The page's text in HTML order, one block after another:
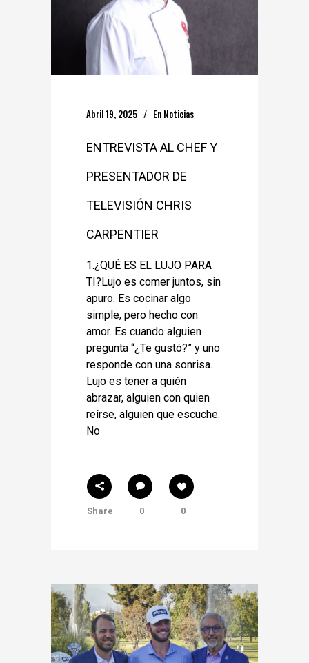
Abril 19, 2025 En Noticias
ENTREVISTA AL CHEF Y
PRESENTADOR DE
TELEVISIÓN CHRIS
CARPENTIER
1.¿QUÉ ES EL LUJO PARA
TI?Lujo es comer juntos, sin
apuro. Es cocinar algo
simple, pero hecho con
amor. Es cuando alguien
pregunta “¿Te gustó?” y uno
responde con una sonrisa.
Lujo es tener a quién
abrazar, alguien con quien
reírse, alguien que escuche.
No
Share 0 0